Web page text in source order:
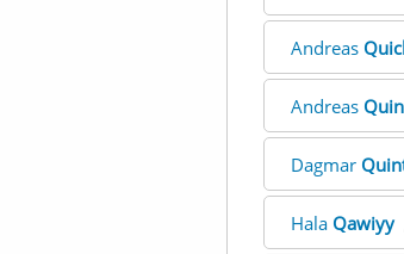
Andreas
Andreas
Dagmar
Hala Qawiyy